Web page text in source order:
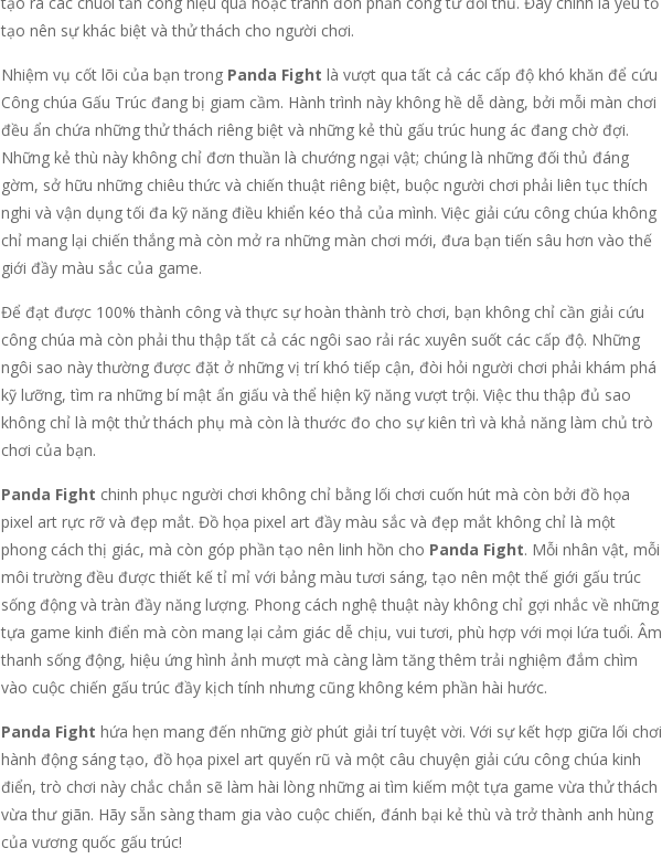
tạo nên sự khác biệt và thử thách cho người chơi.
Nhiệm vụ cốt lõi của bạn trong Panda Fight là vượt qua tất cả các cấp độ khó khăn để cứu
Công chúa Gấu Trúc đang bị giam cầm. Hành trình này không hề dễ dàng, bởi mỗi màn chơi
đều ẩn chứa những thử thách riêng biệt và những kẻ thù gấu trúc hung ác đang chờ đợi.
Những kẻ thù này không chỉ đơn thuần là chướng ngại vật; chúng là những đối thủ đáng
gờm, sở hữu những chiêu thức và chiến thuật riêng biệt, buộc người chơi phải liên tục thích
nghi và vận dụng tối đa kỹ năng điều khiển kéo thả của mình. Việc giải cứu công chúa không
chỉ mang lại chiến thắng mà còn mở ra những màn chơi mới, đưa bạn tiến sâu hơn vào thế
giới đầy màu sắc của game.
Để đạt được 100% thành công và thực sự hoàn thành trò chơi, bạn không chỉ cần giải cứu
công chúa mà còn phải thu thập tất cả các ngôi sao rải rác xuyên suốt các cấp độ. Những
ngôi sao này thường được đặt ở những vị trí khó tiếp cận, đòi hỏi người chơi phải khám phá
kỹ lưỡng, tìm ra những bí mật ẩn giấu và thể hiện kỹ năng vượt trội. Việc thu thập đủ sao
không chỉ là một thử thách phụ mà còn là thước đo cho sự kiên trì và khả năng làm chủ trò
chơi của bạn.
Panda Fight chinh phục người chơi không chỉ bằng lối chơi cuốn hút mà còn bởi đồ họa
pixel art rực rỡ và đẹp mắt. Đồ họa pixel art đầy màu sắc và đẹp mắt không chỉ là một
phong cách thị giác, mà còn góp phần tạo nên linh hồn cho Panda Fight. Mỗi nhân vật, mỗi
môi trường đều được thiết kế tỉ mỉ với bảng màu tươi sáng, tạo nên một thế giới gấu trúc
sống động và tràn đầy năng lượng. Phong cách nghệ thuật này không chỉ gợi nhắc về những
tựa game kinh điển mà còn mang lại cảm giác dễ chịu, vui tươi, phù hợp với mọi lứa tuổi. Âm
thanh sống động, hiệu ứng hình ảnh mượt mà càng làm tăng thêm trải nghiệm đắm chìm
vào cuộc chiến gấu trúc đầy kịch tính nhưng cũng không kém phần hài hước.
Panda Fight hứa hẹn mang đến những giờ phút giải trí tuyệt vời. Với sự kết hợp giữa lối chơi
hành động sáng tạo, đồ họa pixel art quyến rũ và một câu chuyện giải cứu công chúa kinh
điển, trò chơi này chắc chắn sẽ làm hài lòng những ai tìm kiếm một tựa game vừa thử thách
vừa thư giãn. Hãy sẵn sàng tham gia vào cuộc chiến, đánh bại kẻ thù và trở thành anh hùng
của vương quốc gấu trúc!